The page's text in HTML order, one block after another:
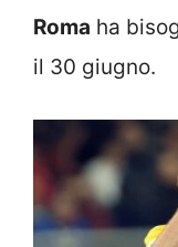
Roma ha
il 30 giugno.